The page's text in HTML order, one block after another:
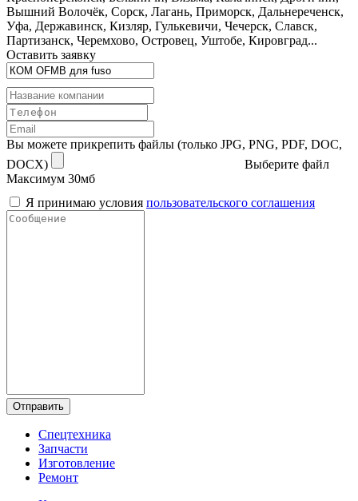
Вышний Волочёк, Сорск, Лагань, Приморск, Дальнереченск,
Уфа, Державинск, Кизляр, Гулькевичи, Чечерск, Славск,
Партизанск, Черемхово, Островец, Уштобе, Кировград...
Оставить заявку
Вы можете прикрепить файлы (только JPG, PNG, PDF, DOC,
DOCX)
Выберите файл
Максимум 30мб
Я принимаю условия пользовательского соглашения
Отправить
Спецтехника
Запчасти
Изготовление
Ремонт